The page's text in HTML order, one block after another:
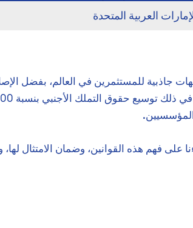
العربية المتحدة
جاذبية للمستثمرين في العالم، بفضل
على فهم هذه القوانين، وضمان الامتثال